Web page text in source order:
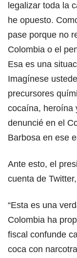
legalizar toda la
he opuesto.
pase porque no
Colombia o el
Esa es una
Imagínese
precursores
cocaína, heroína
denuncié en el
Barbosa en ese
Ante esto, el
cuenta de
“Esta es una
Colombia ha
fiscal confunde
coca con